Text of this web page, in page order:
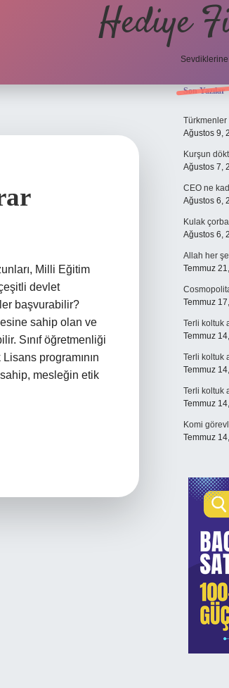
Hediye
Sevdiklerine
Milli Eğitim
devlet
başvurabilir?
sahip olan ve
Sınıf öğretmenliği
programının
mesleğin etik
Son Yazılar
Türkmenler
Ağustos 9,
Kurşun
Ağustos 7,
CEO ne
Ağustos 6,
Kulak
Ağustos 6,
Allah her
Temmuz
Temmuz
Terli koltuk
Temmuz
Terli koltuk
Temmuz
Terli koltuk
Temmuz
Komi
Temmuz